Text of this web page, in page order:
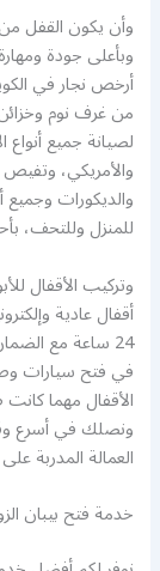
وأن يكون القفل
وبأعلى جودة
أرخص نجار في
من غرف نوم
لصيانة جميع أنواع
والأمريكي،
والديكورات
للمنزل وللتحف،
وتركيب الأقفال
أقفال عادية
24 ساعة مع
في فتح سيارات
الأقفال مهما
ونصلك في أسرع
العمالة المدربة
خدمة فتح بيبان